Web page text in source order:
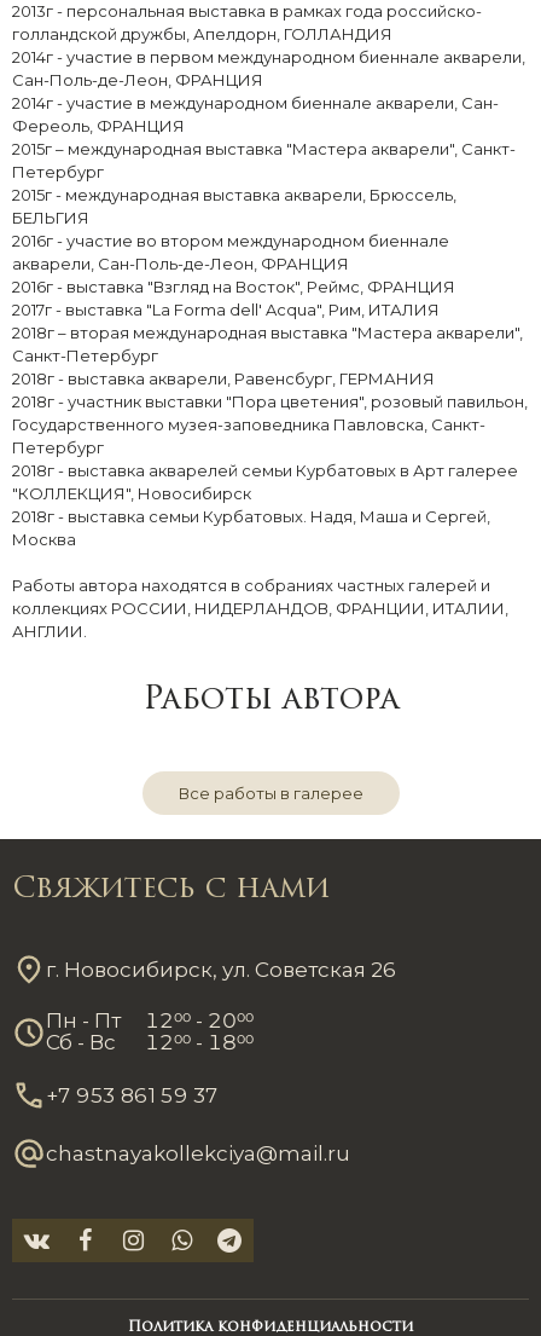
2013г - персональная выставка в рамках года российско-
голландской дружбы, Апелдорн, ГОЛЛАНДИЯ
2014г - участие в первом международном биеннале акварели,
Сан-Поль-де-Леон, ФРАНЦИЯ
2014г - участие в международном биеннале акварели, Сан-
Фереоль, ФРАНЦИЯ
2015г – международная выставка "Мастера акварели", Санкт-
Петербург
2015г - международная выставка акварели, Брюссель,
БЕЛЬГИЯ
2016г - участие во втором международном биеннале
акварели, Сан-Поль-де-Леон, ФРАНЦИЯ
2016г - выставка "Взгляд на Восток", Реймс, ФРАНЦИЯ
2017г - выставка "La Forma dell' Acqua", Рим, ИТАЛИЯ
2018г – вторая международная выставка "Мастера акварели",
Санкт-Петербург
2018г - выставка акварели, Равенсбург, ГЕРМАНИЯ
2018г - участник выставки "Пора цветения", розовый павильон,
Государственного музея-заповедника Павловска, Санкт-
Петербург
2018г - выставка акварелей семьи Курбатовых в Арт галерее
"КОЛЛЕКЦИЯ", Новосибирск
2018г - выставка семьи Курбатовых. Надя, Маша и Сергей,
Москва
Работы автора находятся в собраниях частных галерей и
коллекциях РОССИИ, НИДЕРЛАНДОВ, ФРАНЦИИ, ИТАЛИИ,
АНГЛИИ.
Работы автора
Все работы в галерее
Свяжитесь с нами
г. Новосибирск, ул. Советская 26
Пн - Пт 1200 - 2000
Сб - Вс
1200 - 1800
+7 953 861 59 37
chastnayakollekciya@mail.ru
Политика конфиденциальности